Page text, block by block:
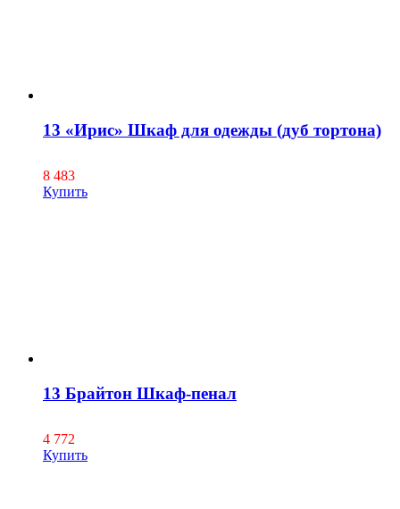
13 «Ирис» Шкаф для одежды (дуб тортона)
8 483
Купить
13 Брайтон Шкаф-пенал
4 772
Купить